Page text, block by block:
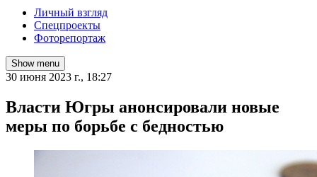
Личный взгляд
Спецпроекты
Фоторепортаж
Show menu
30 июня 2023 г., 18:27
Власти Югры анонсировали новые
меры по борьбе с бедностью